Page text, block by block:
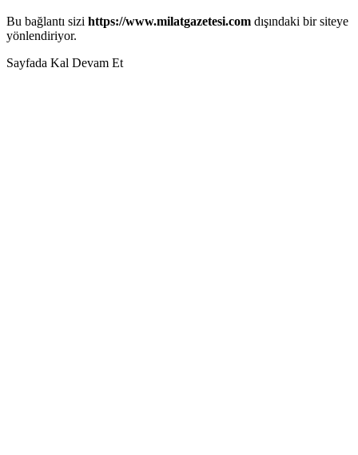
Bu bağlantı sizi https://www.milatgazetesi.com dışındaki bir siteye
yönlendiriyor.
Sayfada Kal Devam Et